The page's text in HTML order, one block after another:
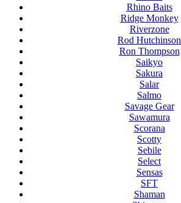
Rhino Baits
Ridge Monkey
Riverzone
Rod Hutchinson
Ron Thompson
Saikyo
Sakura
Salar
Salmo
Savage Gear
Sawamura
Scorana
Scotty
Sebile
Select
Sensas
SFT
Shaman